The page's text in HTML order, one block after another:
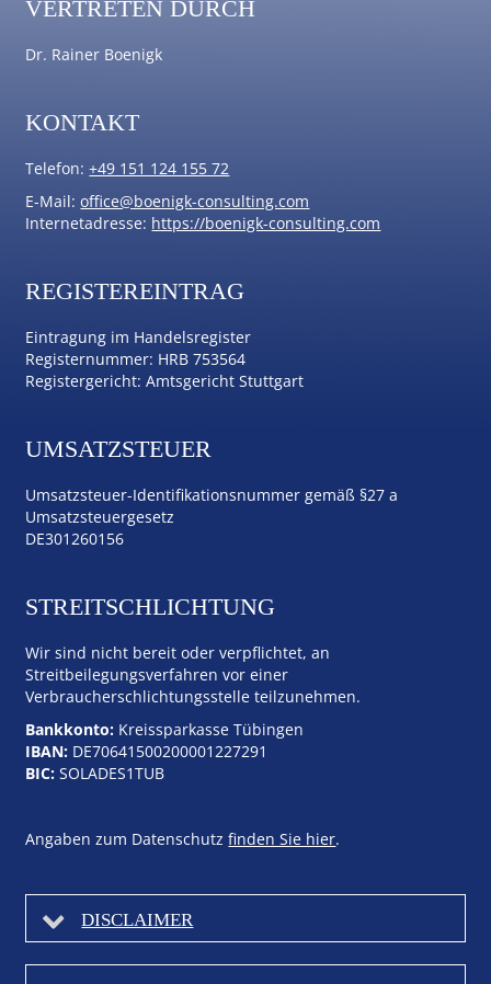
VERTRETEN DURCH
Dr. Rainer Boenigk
KONTAKT
Telefon:+49 151 124 155 72
E-Mail:office@boenigk-consulting.com
Internetadresse: https://boenigk-consulting.com
REGISTEREINTRAG
Eintragung im Handelsregister
Registernummer: HRB 753564
Registergericht: Amtsgericht Stuttgart
UMSATZSTEUER
Umsatzsteuer-Identifikationsnummer gemäß §27 a
Umsatzsteuergesetz
DE301260156
STREITSCHLICHTUNG
Wir sind nicht bereit oder verpflichtet, an
Streitbeilegungsverfahren vor einer
Verbraucherschlichtungsstelle teilzunehmen.
Bankkonto: Kreissparkasse Tübingen
IBAN: DE70641500200001227291
BIC: SOLADES1TUB
Angaben zum Datenschutzfinden Sie hier.
DISCLAIMER